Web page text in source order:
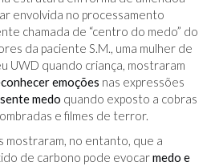
envolvida no processamento
chamada de “centro do medo” do
da paciente S.M., uma mulher de
UWD quando criança, mostraram
emoções nas expressões
medo quando exposto a cobras
e filmes de terror.
mostraram, no entanto, que a
de carbono pode evocarmedo e